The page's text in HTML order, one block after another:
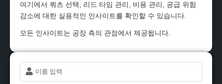
여기에서 쿼츠 선택, 리드 타임 관리, 비용 관리, 공급 위험
감소에 대한 실용적인 인사이트를 확인할 수 있습니다.
모든 인사이트는 공장 측의 관점에서 제공됩니다.
름